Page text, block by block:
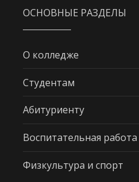
ОСНОВНЫЕ РАЗДЕЛЫ
О колледже
Студентам
Абитуриенту
Воспитательная работа
Физкультура и спорт